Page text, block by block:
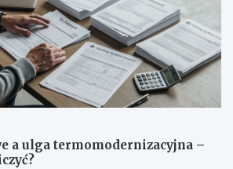
a ulga termomodernizacyjna –